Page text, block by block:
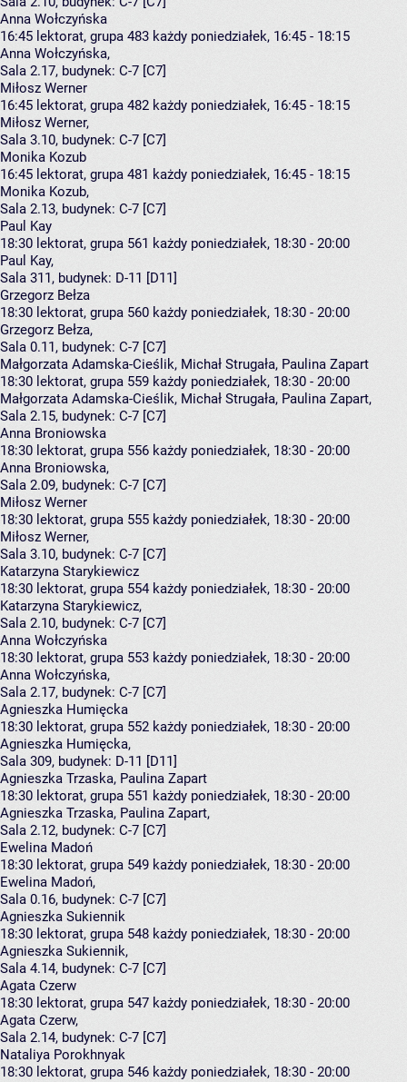
Anna Wołczyńska
16:45 lektorat, grupa 483 każdy poniedziałek, 16:45 - 18:15
Anna Wołczyńska,
Sala 2.17, budynek: C-7 [C7]
Miłosz Werner
16:45 lektorat, grupa 482 każdy poniedziałek, 16:45 - 18:15
Miłosz Werner,
Sala 3.10, budynek: C-7 [C7]
Monika Kozub
16:45 lektorat, grupa 481 każdy poniedziałek, 16:45 - 18:15
Monika Kozub,
Sala 2.13, budynek: C-7 [C7]
Paul Kay
18:30 lektorat, grupa 561 każdy poniedziałek, 18:30 - 20:00
Paul Kay,
Sala 311, budynek: D-11 [D11]
Grzegorz Bełza
18:30 lektorat, grupa 560 każdy poniedziałek, 18:30 - 20:00
Grzegorz Bełza,
Sala 0.11, budynek: C-7 [C7]
Małgorzata Adamska-Cieślik, Michał Strugała, Paulina Zapart
18:30 lektorat, grupa 559 każdy poniedziałek, 18:30 - 20:00
Małgorzata Adamska-Cieślik, Michał Strugała, Paulina Zapart,
Sala 2.15, budynek: C-7 [C7]
Anna Broniowska
18:30 lektorat, grupa 556 każdy poniedziałek, 18:30 - 20:00
Anna Broniowska,
Sala 2.09, budynek: C-7 [C7]
Miłosz Werner
18:30 lektorat, grupa 555 każdy poniedziałek, 18:30 - 20:00
Miłosz Werner,
Sala 3.10, budynek: C-7 [C7]
Katarzyna Starykiewicz
18:30 lektorat, grupa 554 każdy poniedziałek, 18:30 - 20:00
Katarzyna Starykiewicz,
Sala 2.10, budynek: C-7 [C7]
Anna Wołczyńska
18:30 lektorat, grupa 553 każdy poniedziałek, 18:30 - 20:00
Anna Wołczyńska,
Sala 2.17, budynek: C-7 [C7]
Agnieszka Humięcka
18:30 lektorat, grupa 552 każdy poniedziałek, 18:30 - 20:00
Agnieszka Humięcka,
Sala 309, budynek: D-11 [D11]
Agnieszka Trzaska, Paulina Zapart
18:30 lektorat, grupa 551 każdy poniedziałek, 18:30 - 20:00
Agnieszka Trzaska, Paulina Zapart,
Sala 2.12, budynek: C-7 [C7]
Ewelina Madoń
18:30 lektorat, grupa 549 każdy poniedziałek, 18:30 - 20:00
Ewelina Madoń,
Sala 0.16, budynek: C-7 [C7]
Agnieszka Sukiennik
18:30 lektorat, grupa 548 każdy poniedziałek, 18:30 - 20:00
Agnieszka Sukiennik,
Sala 4.14, budynek: C-7 [C7]
Agata Czerw
18:30 lektorat, grupa 547 każdy poniedziałek, 18:30 - 20:00
Agata Czerw,
Sala 2.14, budynek: C-7 [C7]
Nataliya Porokhnyak
18:30 lektorat, grupa 546 każdy poniedziałek, 18:30 - 20:00